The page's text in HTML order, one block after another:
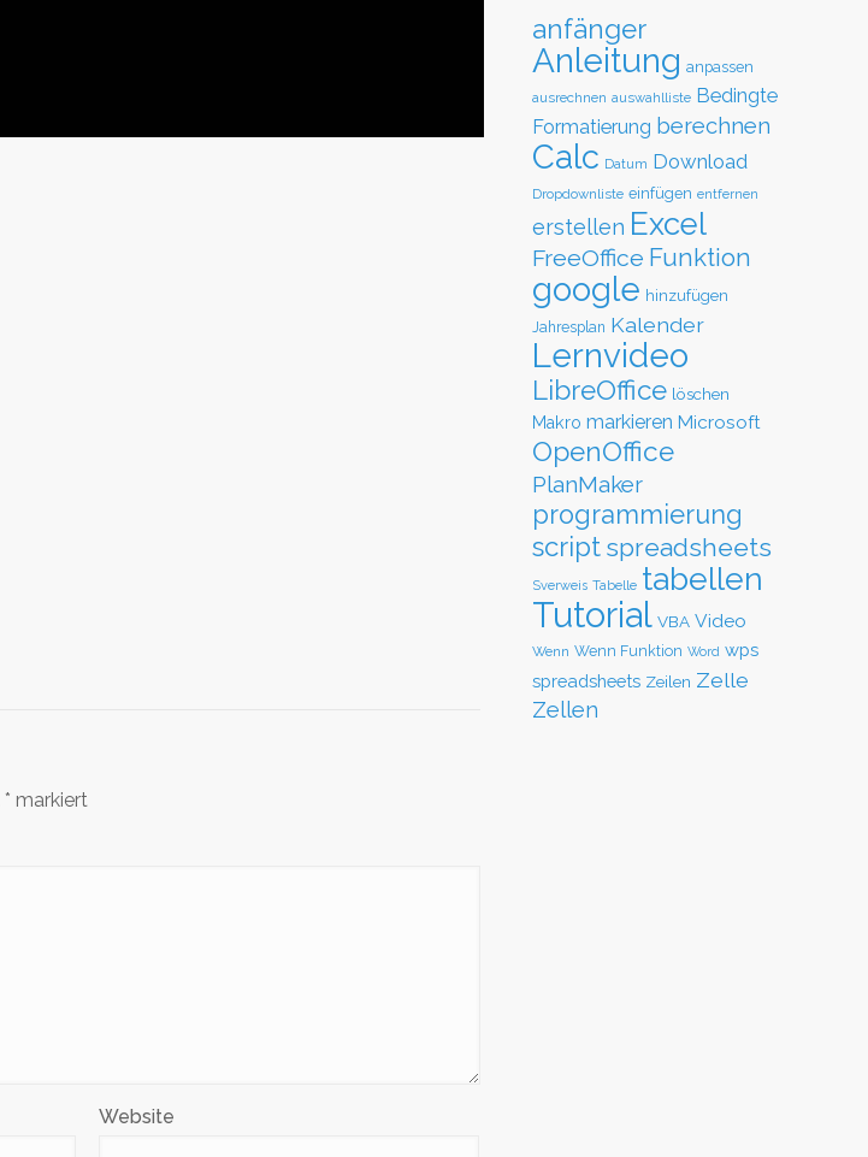
* markiert
Website
anfänger
Anleitung anpassen
ausrechnen auswahlliste Bedingte
Formatierung berechnen
Calc Datum Download
Dropdownliste einfügen entfernen
erstellen Excel
FreeOffice Funktion
google hinzufügen
Jahresplan Kalender
Lernvideo
LibreOffice löschen
Makro markieren Microsoft
OpenOffice
PlanMaker
programmierung
script spreadsheets
Sverweis Tabelle tabellen
Tutorial VBA Video
Wenn Wenn Funktion Word wps
spreadsheets Zeilen Zelle
Zellen